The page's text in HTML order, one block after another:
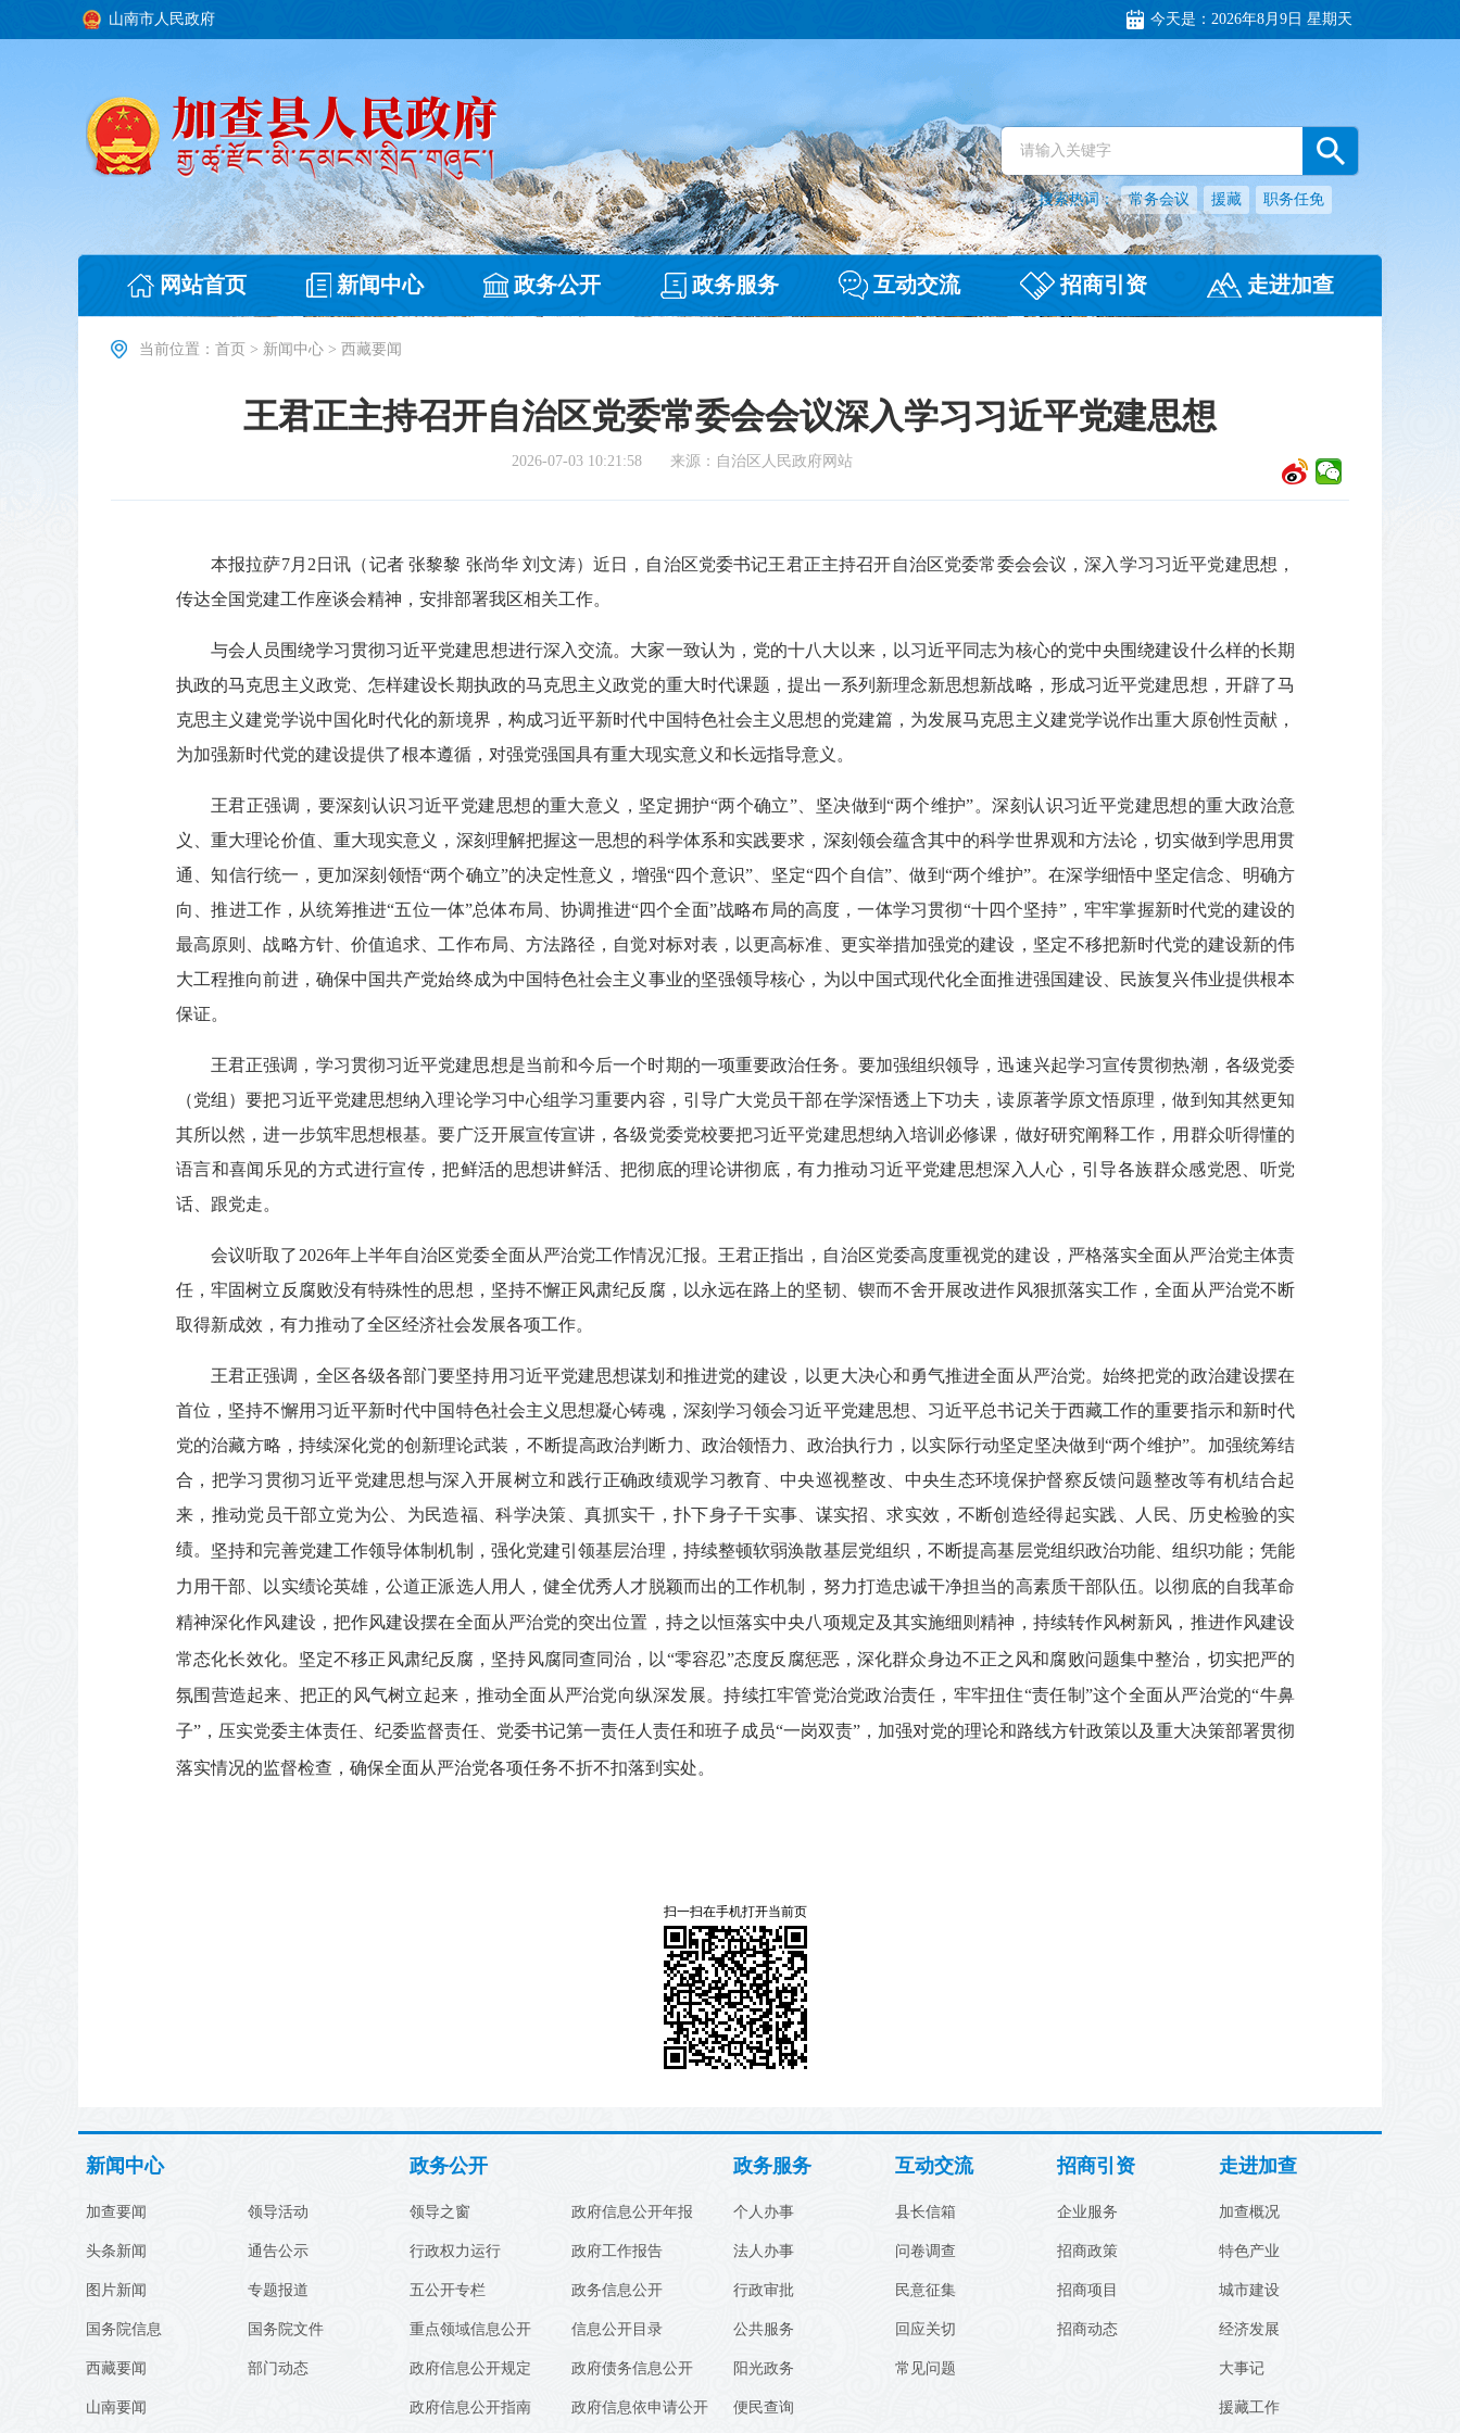
山南市人民政府 今天是： 2026年8月9日 星期天
搜索热词： 常务会议 援藏 职务任免
网站首页 新闻中心 政务公开 政务服务 互动交流 招商引资 走进加查
当前位置： 首页 > 新闻中心 > 西藏要闻
王君正主持召开自治区党委常委会会议深入学习习近平党建思想
2026-07-03 10:21:58 来源：自治区人民政府网站
本报拉萨7月2日讯（记者 张黎黎 张尚华 刘文涛）近日，自治区党委书记王君正主持召开自治区党委常委会会议，深入学习习近平党建思想，
传达全国党建工作座谈会精神，安排部署我区相关工作。
与会人员围绕学习贯彻习近平党建思想进行深入交流。大家一致认为，党的十八大以来，以习近平同志为核心的党中央围绕建设什么样的长期
执政的马克思主义政党、怎样建设长期执政的马克思主义政党的重大时代课题，提出一系列新理念新思想新战略，形成习近平党建思想，开辟了马
克思主义建党学说中国化时代化的新境界，构成习近平新时代中国特色社会主义思想的党建篇，为发展马克思主义建党学说作出重大原创性贡献，
为加强新时代党的建设提供了根本遵循，对强党强国具有重大现实意义和长远指导意义。
王君正强调，要深刻认识习近平党建思想的重大意义，坚定拥护“两个确立”、坚决做到“两个维护”。深刻认识习近平党建思想的重大政治意
义、重大理论价值、重大现实意义，深刻理解把握这一思想的科学体系和实践要求，深刻领会蕴含其中的科学世界观和方法论，切实做到学思用贯
通、知信行统一，更加深刻领悟“两个确立”的决定性意义，增强“四个意识”、坚定“四个自信”、做到“两个维护”。在深学细悟中坚定信念、明确方
向、推进工作，从统筹推进“五位一体”总体布局、协调推进“四个全面”战略布局的高度，一体学习贯彻“十四个坚持”，牢牢掌握新时代党的建设的
最高原则、战略方针、价值追求、工作布局、方法路径，自觉对标对表，以更高标准、更实举措加强党的建设，坚定不移把新时代党的建设新的伟
大工程推向前进，确保中国共产党始终成为中国特色社会主义事业的坚强领导核心，为以中国式现代化全面推进强国建设、民族复兴伟业提供根本
保证。
王君正强调，学习贯彻习近平党建思想是当前和今后一个时期的一项重要政治任务。要加强组织领导，迅速兴起学习宣传贯彻热潮，各级党委
（党组）要把习近平党建思想纳入理论学习中心组学习重要内容，引导广大党员干部在学深悟透上下功夫，读原著学原文悟原理，做到知其然更知
其所以然，进一步筑牢思想根基。要广泛开展宣传宣讲，各级党委党校要把习近平党建思想纳入培训必修课，做好研究阐释工作，用群众听得懂的
语言和喜闻乐见的方式进行宣传，把鲜活的思想讲鲜活、把彻底的理论讲彻底，有力推动习近平党建思想深入人心，引导各族群众感党恩、听党
话、跟党走。
会议听取了2026年上半年自治区党委全面从严治党工作情况汇报。王君正指出，自治区党委高度重视党的建设，严格落实全面从严治党主体责
任，牢固树立反腐败没有特殊性的思想，坚持不懈正风肃纪反腐，以永远在路上的坚韧、锲而不舍开展改进作风狠抓落实工作，全面从严治党不断
取得新成效，有力推动了全区经济社会发展各项工作。
王君正强调，全区各级各部门要坚持用习近平党建思想谋划和推进党的建设，以更大决心和勇气推进全面从严治党。始终把党的政治建设摆在
首位，坚持不懈用习近平新时代中国特色社会主义思想凝心铸魂，深刻学习领会习近平党建思想、习近平总书记关于西藏工作的重要指示和新时代
党的治藏方略，持续深化党的创新理论武装，不断提高政治判断力、政治领悟力、政治执行力，以实际行动坚定坚决做到“两个维护”。加强统筹结
合，把学习贯彻习近平党建思想与深入开展树立和践行正确政绩观学习教育、中央巡视整改、中央生态环境保护督察反馈问题整改等有机结合起
来，推动党员干部立党为公、为民造福、科学决策、真抓实干，扑下身子干实事、谋实招、求实效，不断创造经得起实践、人民、历史检验的实
绩。 坚持和完善党建工作领导体制机制，强化党建引领基层治理，持续整顿软弱涣散基层党组织，不断提高基层党组织政治功能、组织功能；凭能
力用干部、以实绩论英雄，公道正派选人用人，健全优秀人才脱颖而出的工作机制，努力打造忠诚干净担当的高素质干部队伍。以彻底的自我革命
精神深化作风建设，把作风建设摆在全面从严治党的突出位置，持之以恒落实中央八项规定及其实施细则精神，持续转作风树新风，推进作风建设
常态化长效化。坚定不移正风肃纪反腐，坚持风腐同查同治，以“零容忍”态度反腐惩恶，深化群众身边不正之风和腐败问题集中整治，切实把严的
氛围营造起来、把正的风气树立起来，推动全面从严治党向纵深发展。持续扛牢管党治党政治责任，牢牢扭住“责任制”这个全面从严治党的“牛鼻
子”，压实党委主体责任、纪委监督责任、党委书记第一责任人责任和班子成员“一岗双责”，加强对党的理论和路线方针政策以及重大决策部署贯彻
落实情况的监督检查，确保全面从严治党各项任务不折不扣落到实处。
扫一扫在手机打开当前页
新闻中心
加查要闻
头条新闻
图片新闻
国务院信息
西藏要闻
山南要闻
领导活动
通告公示
专题报道
国务院文件
部门动态
政务公开
领导之窗
行政权力运行
五公开专栏
重点领域信息公开
政府信息公开规定
政府信息公开指南
政府信息公开年报
政府工作报告
政务信息公开
信息公开目录
政府债务信息公开
政府信息依申请公开
政务服务
个人办事
法人办事
行政审批
公共服务
阳光政务
便民查询
互动交流
县长信箱
问卷调查
民意征集
回应关切
常见问题
招商引资
企业服务
招商政策
招商项目
招商动态
走进加查
加查概况
特色产业
城市建设
经济发展
大事记
援藏工作